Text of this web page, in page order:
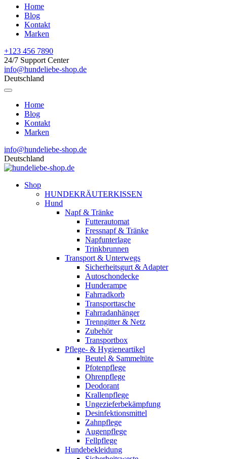
Home
Blog
Kontakt
Marken
+123 456 7890
24/7 Support Center
info@hundeliebe-shop.de
Deutschland
Home
Blog
Kontakt
Marken
info@hundeliebe-shop.de
Deutschland
Shop
HUNDEKRÄUTERKISSEN
Hund
Napf & Tränke
Futterautomat
Fressnapf & Tränke
Napfunterlage
Trinkbrunnen
Transport & Unterwegs
Sicherheitsgurt & Adapter
Autoschondecke
Hunderampe
Fahrradkorb
Transporttasche
Fahrradanhänger
Trenngitter & Netz
Zubehör
Transportbox
Pflege- & Hygieneartikel
Beutel & Sammeltüte
Pfotenpflege
Ohrenpflege
Deodorant
Krallenpflege
Ungezieferbekämpfung
Desinfektionsmittel
Zahnpflege
Augenpflege
Fellpflege
Hundebekleidung